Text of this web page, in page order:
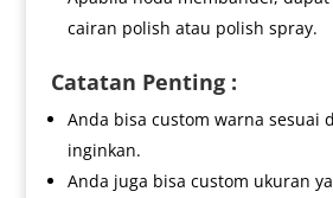
cairan polish atau polish spray.
Catatan Penting :
Anda bisa custom warna sesuai
inginkan.
Anda juga bisa custom ukuran